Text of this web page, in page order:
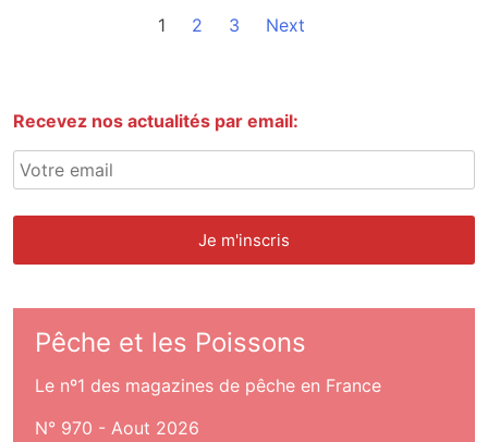
1 2 3 Next
Recevez nos actualités par email:
Pêche et les Poissons
Le nº1 des magazines de pêche en France
N° 970 - Aout 2026